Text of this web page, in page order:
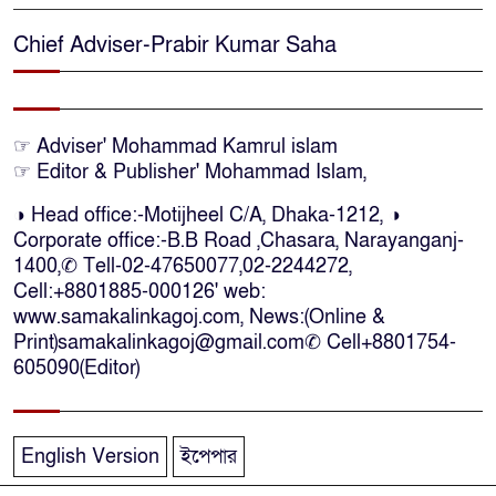
দক্ষিণ আফ্রিকায় অগ্নিকান্ডে নিহতদের
লাশ আনা’সহ পূর্ণ সহায়তার আশ্বাস
কক্সবাজারে কোস্টগার্ডের অভিযানে
দেশীয় মদসহ আটক-৪
দক্ষিণ আফ্রিকায় দোকানে আগুন, ৬
বাংলাদেশি নিহত
দৃষ্টিপ্রতিবন্ধী শিক্ষার্থী পাশে দাঁড়ালেন
নারায়ণগঞ্জে পুলিশ কর্মকর্তার ঝুলন্ত
মরদেহ উদ্ধার
Chief Adviser-Prabir Kumar Saha
☞ Adviser' Mohammad Kamrul islam
☞ Editor & Publisher' Mohammad Islam,
◑ Head office:-Motijheel C/A, Dhaka-1212, ◑
Corporate office:-B.B Road ,Chasara, Narayanganj-
1400,✆ Tell-02-47650077,02-2244272,
Cell:+8801885-000126' web:
www.samakalinkagoj.com, News:(Online &
Print)samakalinkagoj@gmail.com✆ Cell+8801754-
605090(Editor)
English Version ইপেপার